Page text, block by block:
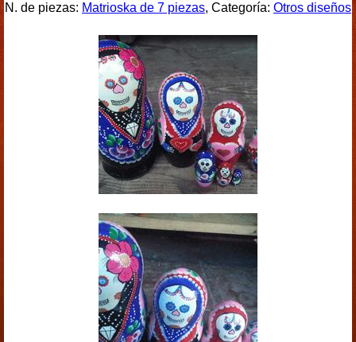
N. de piezas: Matrioska de 7 piezas, Categoría: Otros diseños